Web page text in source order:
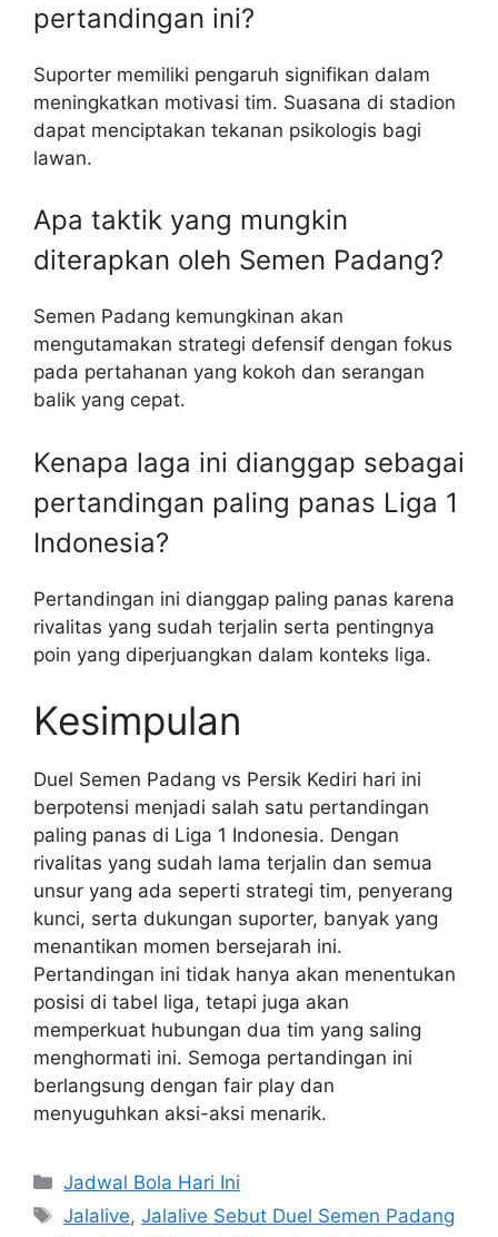
pertandingan ini?
Suporter memiliki pengaruh signifikan dalam
meningkatkan motivasi tim. Suasana di stadion
dapat menciptakan tekanan psikologis bagi
lawan.
Apa taktik yang mungkin
diterapkan oleh Semen Padang?
Semen Padang kemungkinan akan
mengutamakan strategi defensif dengan fokus
pada pertahanan yang kokoh dan serangan
balik yang cepat.
Kenapa laga ini dianggap sebagai
pertandingan paling panas Liga 1
Indonesia?
Pertandingan ini dianggap paling panas karena
rivalitas yang sudah terjalin serta pentingnya
poin yang diperjuangkan dalam konteks liga.
Kesimpulan
Duel Semen Padang vs Persik Kediri hari ini
berpotensi menjadi salah satu pertandingan
paling panas di Liga 1 Indonesia. Dengan
rivalitas yang sudah lama terjalin dan semua
unsur yang ada seperti strategi tim, penyerang
kunci, serta dukungan suporter, banyak yang
menantikan momen bersejarah ini.
Pertandingan ini tidak hanya akan menentukan
posisi di tabel liga, tetapi juga akan
memperkuat hubungan dua tim yang saling
menghormati ini. Semoga pertandingan ini
berlangsung dengan fair play dan
menyuguhkan aksi-aksi menarik.
Categories
Jadwal Bola Hari Ini
Tags
Jalalive,Jalalive Sebut Duel Semen Padang